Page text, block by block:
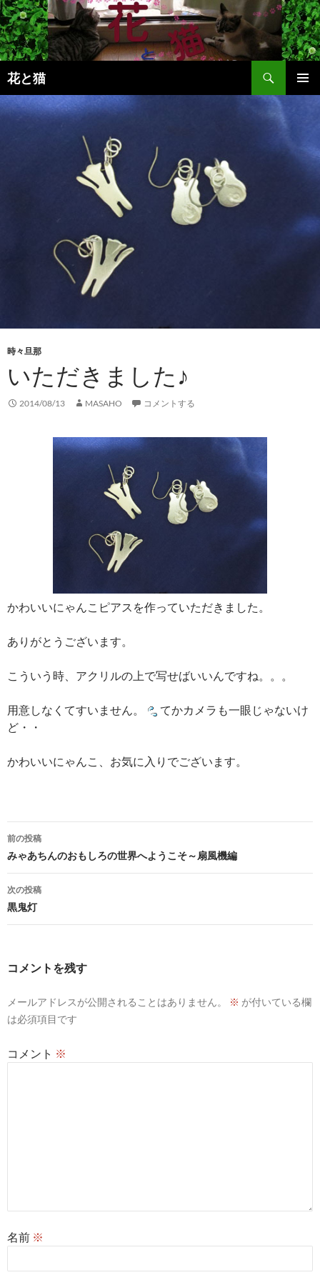
コ
ン
テ
ン
ツ
へ
ス
花と猫
検
索
時々旦那
いただきました♪
2014/08/13 MASAHO コメントする
かわいいにゃんこピアスを作っていただきました。
ありがとうございます。
こういう時、アクリルの上で写せばいいんですね。。。
用意しなくてすいません。
てかカメラも一眼じゃないけ
ど・・
かわいいにゃんこ、お気に入りでございます。
投
稿
ナ
ビ
ゲ
ョ
前の投稿
みゃあちんのおもしろの世界へようこそ～扇風機編
次の投稿
黒鬼灯
コメントを残す
メールアドレスが公開されることはありません。 ※ が付いている欄
は必須項目です
コメント ※
名前 ※